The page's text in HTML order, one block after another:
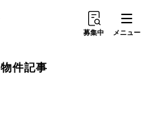
募集中 メニュー
件記事